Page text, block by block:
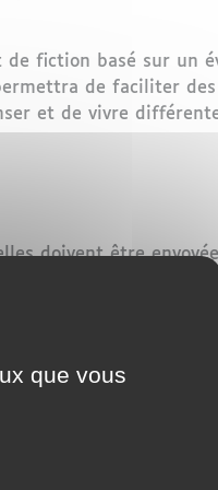
fiction basé sur un
de faciliter des
et de vivre
doivent être
espaces
aux gagnants le
et un livre
dans un recueil.
la tolérance!
que vous